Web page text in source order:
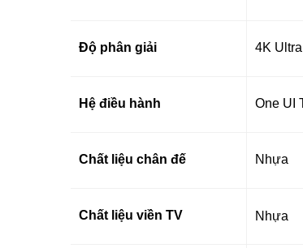
Độ phân giải 4K
Hệ điều hành One UI
Chất liệu chân đế Nhựa
Chất liệu viền TV Nhựa